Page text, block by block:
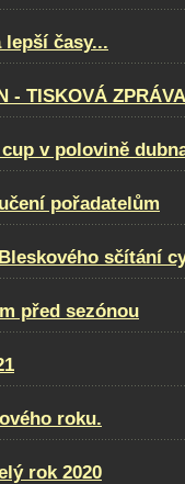
lepší časy...
- TISKOVÁ
v polovině
pořadatelům
sčítání
před sezónou
roku.
rok 2020